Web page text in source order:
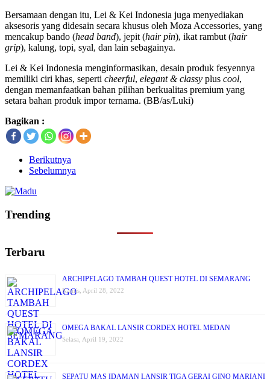
Bersamaan dengan itu, Lei & Kei Indonesia juga menyediakan
aksesoris yang didesain secara khusus oleh Moza Accessories, yang
mencakup bando (head band), jepit (hair pin), ikat rambut (hair
grip), kalung, topi, syal, dan lain sebagainya.
Lei & Kei Indonesia menginformasikan, desain produk fesyennya
memiliki ciri khas, seperti cheerful, elegant & classy plus cool,
dengan memanfaatkan bahan pilihan berkualitas premium yang
setara bahan produk impor ternama. (BB/as/Luki)
Bagikan :
Berikutnya
Sebelumnya
Trending
Terbaru
ARCHIPELAGO TAMBAH QUEST HOTEL DI SEMARANG
Kamis, April 28, 2022
OMEGA BAKAL LANSIR CORDEX HOTEL MEDAN
Selasa, April 19, 2022
SEPATU MAS IDAMAN LANSIR TIGA GERAI GINO MARIANI